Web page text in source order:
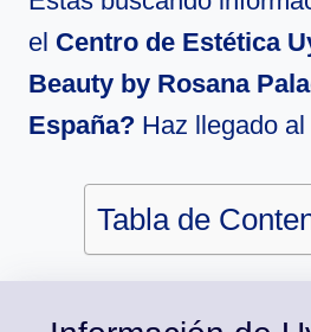
el Centro de Estética
Beauty by Rosana
España? Haz llegado
Tabla de